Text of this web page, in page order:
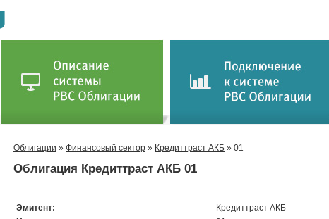
Облигации » Финансовый сектор » Кредиттраст АКБ » 01
Облигация Кредиттраст АКБ 01
Эмитент:
Кредиттраст АКБ